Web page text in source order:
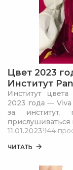
Цвет 2023
Институт
Институт цвета
2023 года —
за
прислушиваться
11.01.2023944
ЧИТАТЬ